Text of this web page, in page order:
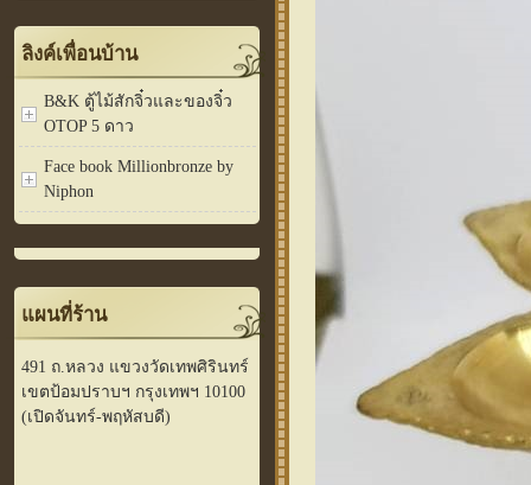
ลิงค์เพื่อนบ้าน
B&K ตู้ไม้สักจิ๋วและของจิ๋ว
OTOP 5 ดาว
Face book Millionbronze by
Niphon
แผนที่ร้าน
491 ถ.หลวง แขวงวัดเทพศิรินทร์
เขตป้อมปราบฯ กรุงเทพฯ 10100
(เปิดจันทร์-พฤหัสบดี)